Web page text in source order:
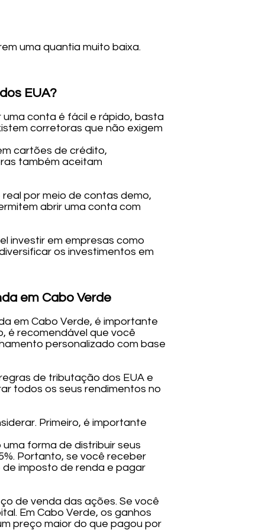
uma quantia muito baixa.
EUA?
uma conta é fácil e rápido, basta
corretoras que não exigem
cartões de crédito,
também aceitam
por meio de contas demo,
abrir uma conta com
investir em empresas como
os investimentos em
em Cabo Verde
em Cabo Verde, é importante
é recomendável que você
personalizado com base
de tributação dos EUA e
todos os seus rendimentos no
Primeiro, é importante
forma de distribuir seus
Portanto, se você receber
imposto de renda e pagar
de venda das ações. Se você
Em Cabo Verde, os ganhos
preço maior do que pagou por